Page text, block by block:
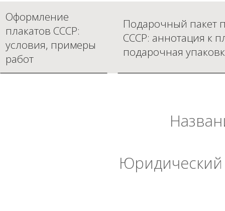
Оформление
плакатов СССР:
условия, примеры
работ
Подарочный пакет
СССР: аннотация к
подарочная